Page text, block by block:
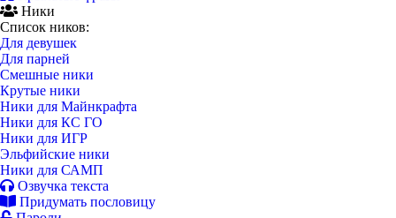
Ники
Список ников:
Для девушек
Для парней
Смешные ники
Крутые ники
Ники для Майнкрафта
Ники для КС ГО
Ники для ИГР
Эльфийские ники
Ники для САМП
Озвучка текста
Придумать пословицу